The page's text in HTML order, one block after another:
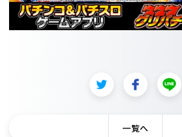
一覧へ